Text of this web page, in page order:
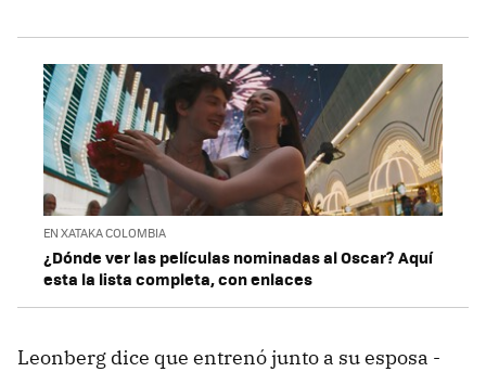
EN XATAKA COLOMBIA
¿Dónde ver las películas nominadas al Oscar? Aquí
esta la lista completa, con enlaces
Leonberg dice que entrenó junto a su esposa -